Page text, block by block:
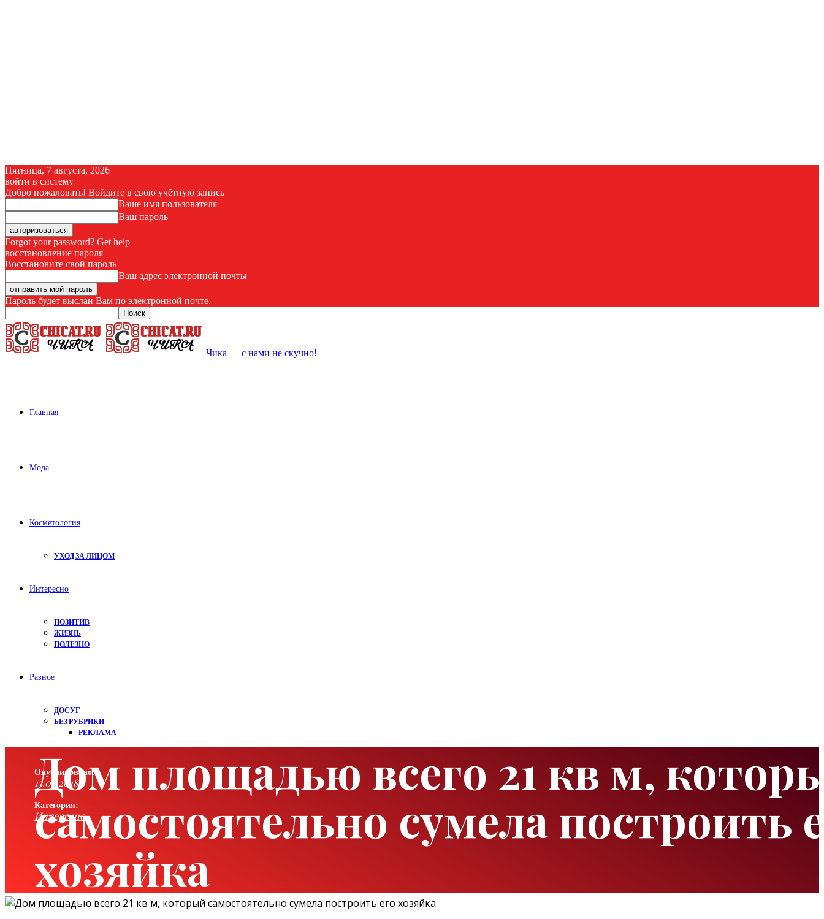
Пятница, 7 августа, 2026
войти в систему
Добро пожаловать! Войдите в свою учётную запись
Ваше имя пользователя
Ваш пароль
Forgot your password? Get help
восстановление пароля
Восстановите свой пароль
Ваш адрес электронной почты
Пароль будет выслан Вам по электронной почте.
Чика — с нами не скучно!
Главная
Мода
Косметология
УХОД ЗА ЛИЦОМ
Интересно
ПОЗИТИВ
ЖИЗНЬ
ПОЛЕЗНО
Разное
ДОСУГ
БЕЗ РУБРИКИ
РЕКЛАМА
Дом площадью всего 21 кв м,
самостоятельно сумела построить
хозяйка
Опубликовано:
13.08.2018
Категория:
Интересно